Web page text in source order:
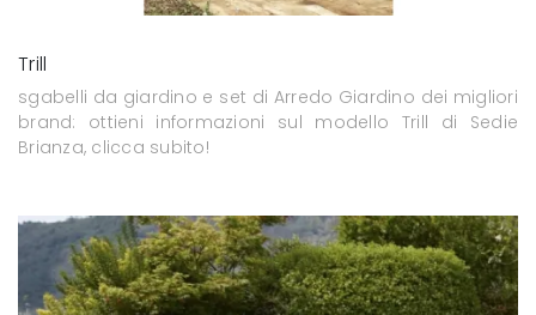
Trill
sgabelli da giardino e set di Arredo Giardino dei migliori
brand: ottieni informazioni sul modello Trill di Sedie
Brianza, clicca subito!